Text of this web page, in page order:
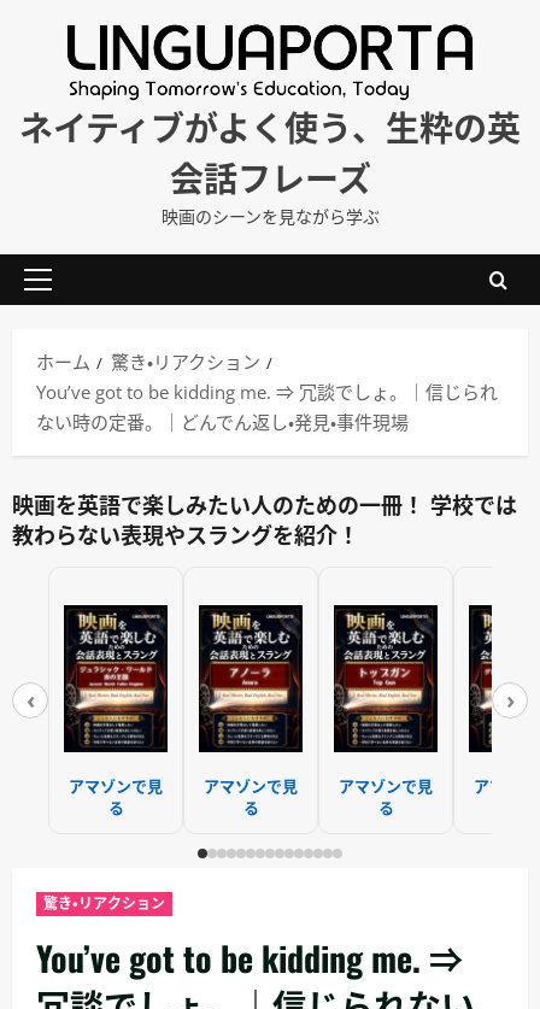
ネイティブがよく使う、生粋の英
会話フレーズ
映画のシーンを見ながら学ぶ
メ
ン
メ
ニ
ホーム
驚き・リアクション
You’ve got to be kidding me. ⇒ 冗談でしょ。｜信じられ
ない時の定番。｜どんでん返し・発見・事件現場
映画を英語で楽しみたい人のための一冊！ 学校では
教わらない表現やスラングを紹介！
‹
アマゾンで見
る
アマゾンで見
る
アマゾンで見
る
アマゾ
›
驚き・リアクション
You’ve got to be kidding me. ⇒